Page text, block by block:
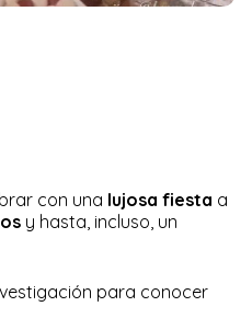
con una lujosa fiesta a
y hasta, incluso, un
para conocer